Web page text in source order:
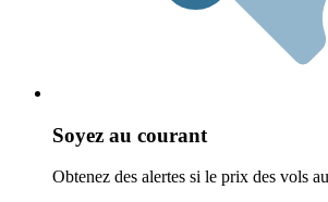
Soyez au courant
Obtenez des alertes si le prix des vols